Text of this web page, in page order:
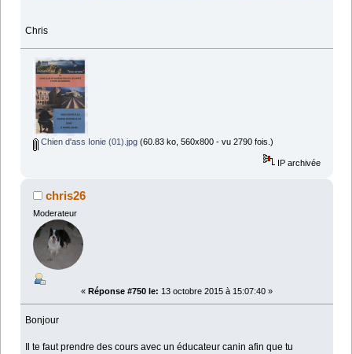
Chris
Chien d'ass Ionie (01).jpg(60.83 ko, 560x800 - vu 2790 fois.)
IP archivée
chris26
Moderateur
« Réponse #750 le: 13 octobre 2015 à 15:07:40 »
Bonjour
Il te faut prendre des cours avec un éducateur canin afin que tu